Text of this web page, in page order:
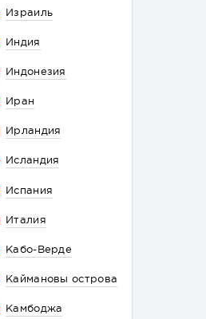
Израиль
Индия
Индонезия
Иран
Ирландия
Исландия
Испания
Италия
Кабо-Верде
Каймановы острова
Камбоджа